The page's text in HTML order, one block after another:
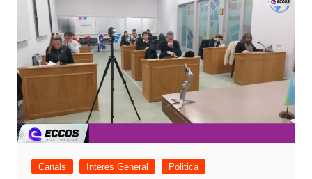
Canals Interes General Politica